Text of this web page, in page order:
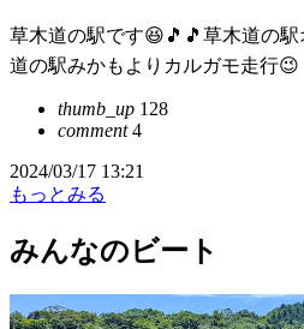
草木道の駅です😆🎵🎵草木道の駅
道の駅みかもよりカルガモ走行😉
thumb_up 128
comment4
2024/03/17 13:21
もっとみる
みんなのビート